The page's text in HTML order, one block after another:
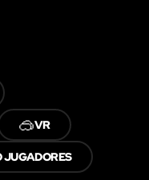
🥽VR
JUGADORES